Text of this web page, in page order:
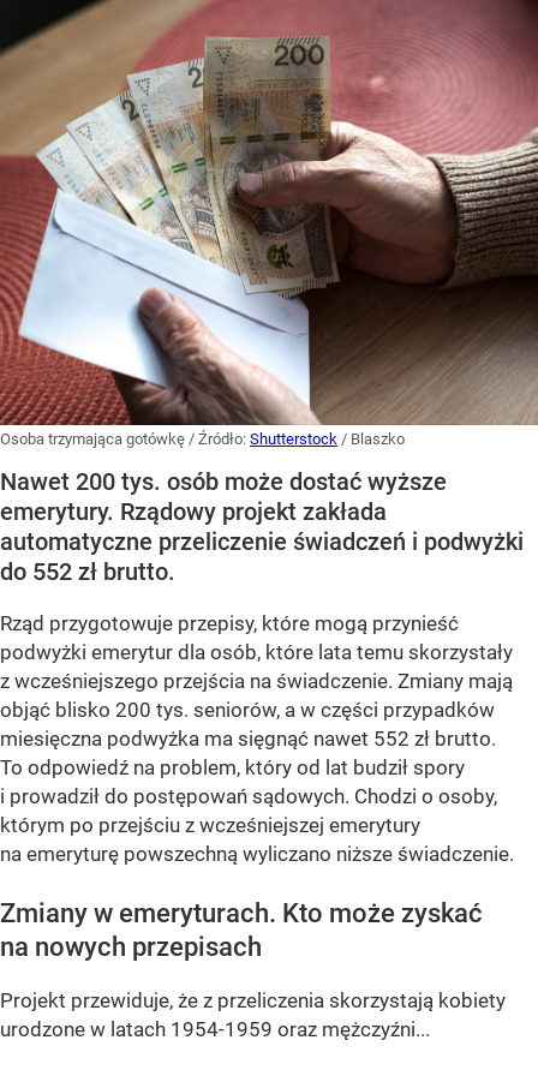
Osoba trzymająca gotówkę / Źródło: Shutterstock / Blaszko
Nawet 200 tys. osób może dostać wyższe
emerytury. Rządowy projekt zakłada
automatyczne przeliczenie świadczeń i podwyżki
do 552 zł brutto.
Rząd przygotowuje przepisy, które mogą przynieść
podwyżki emerytur dla osób, które lata temu skorzystały
z wcześniejszego przejścia na świadczenie. Zmiany mają
objąć blisko 200 tys. seniorów, a w części przypadków
miesięczna podwyżka ma sięgnąć nawet 552 zł brutto.
To odpowiedź na problem, który od lat budził spory
i prowadził do postępowań sądowych. Chodzi o osoby,
którym po przejściu z wcześniejszej emerytury
na emeryturę powszechną wyliczano niższe świadczenie.
Zmiany w emeryturach. Kto może zyskać
na nowych przepisach
Projekt przewiduje, że z przeliczenia skorzystają kobiety
urodzone w latach 1954-1959 oraz mężczyźni...